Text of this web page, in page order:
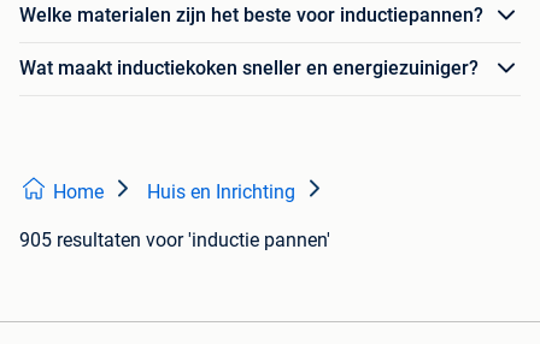
Welke materialen zijn het beste voor inductiepannen?
Wat maakt inductiekoken sneller en energiezuiniger?
Home Huis en Inrichting
905 resultaten voor 'inductie pannen'